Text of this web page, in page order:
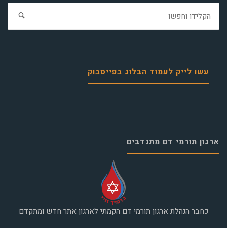
עשו לייק לעמוד הבלוג בפייסבוק
ארגון תורמי דם מתנדבים
כחבר הנהלת ארגון תורמי דם הקמתי לארגון אתר חדש ומתקדם